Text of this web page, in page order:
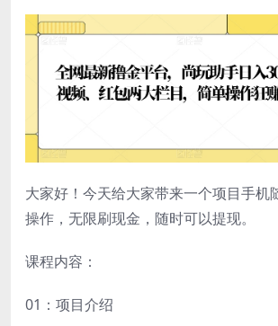
大家好！今天给大家带来一个项目手机
操作，无限刷现金，随时可以提现。
课程内容：
01：项目介绍